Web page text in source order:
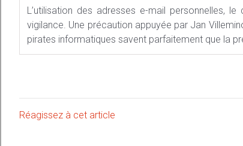
L’utilisation des adresses e-mail personnelles,
vigilance. Une précaution appuyée par Jan
pirates informatiques savent parfaitement que la
Réagissez à cet article